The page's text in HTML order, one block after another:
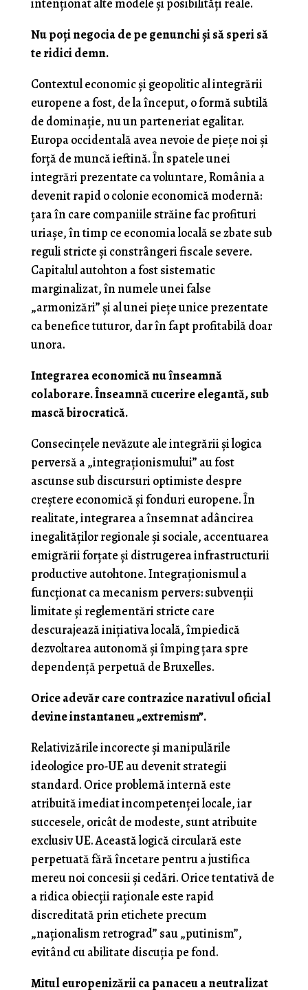
intenționat alte modele și posibilități reale.
Nu poți negocia de pe genunchi și să speri să
te ridici demn.
Contextul economic și geopolitic al integrării
europene a fost, de la început, o formă subtilă
de dominație, nu un parteneriat egalitar.
Europa occidentală avea nevoie de piețe noi și
forță de muncă ieftină. În spatele unei
integrări prezentate ca voluntare, România a
devenit rapid o colonie economică modernă:
țara în care companiile străine fac profituri
uriașe, în timp ce economia locală se zbate sub
reguli stricte și constrângeri fiscale severe.
Capitalul autohton a fost sistematic
marginalizat, în numele unei false
„armonizări” și al unei piețe unice prezentate
ca benefice tuturor, dar în fapt profitabilă doar
unora.
Integrarea economică nu înseamnă
colaborare. Înseamnă cucerire elegantă, sub
mască birocratică.
Consecințele nevăzute ale integrării și logica
perversă a „integraționismului” au fost
ascunse sub discursuri optimiste despre
creștere economică și fonduri europene. În
realitate, integrarea a însemnat adâncirea
inegalităților regionale și sociale, accentuarea
emigrării forțate și distrugerea infrastructurii
productive autohtone. Integraționismul a
funcționat ca mecanism pervers: subvenții
limitate și reglementări stricte care
descurajează inițiativa locală, împiedică
dezvoltarea autonomă și împing țara spre
dependență perpetuă de Bruxelles.
Orice adevăr care contrazice narativul oficial
devine instantaneu „extremism”.
Relativizările incorecte și manipulările
ideologice pro-UE au devenit strategii
standard. Orice problemă internă este
atribuită imediat incompetenței locale, iar
succesele, oricât de modeste, sunt atribuite
exclusiv UE. Această logică circulară este
perpetuată fără încetare pentru a justifica
mereu noi concesii și cedări. Orice tentativă de
a ridica obiecții raționale este rapid
discreditată prin etichete precum
„naționalism retrograd” sau „putinism”,
evitând cu abilitate discuția pe fond.
Mitul europenizării ca panaceu a neutralizat